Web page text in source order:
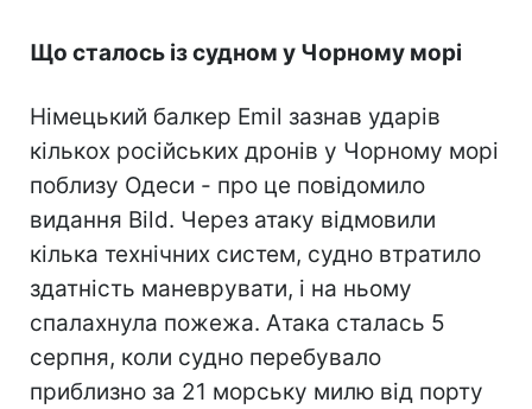
Що сталось із судном у Чорному морі
Німецький балкер Emil зазнав ударів
кількох російських дронів у Чорному морі
поблизу Одеси - про це повідомило
видання Bild. Через атаку відмовили
кілька технічних систем, судно втратило
здатність маневрувати, і на ньому
спалахнула пожежа. Атака сталась 5
серпня, коли судно перебувало
приблизно за 21 морську милю від порту